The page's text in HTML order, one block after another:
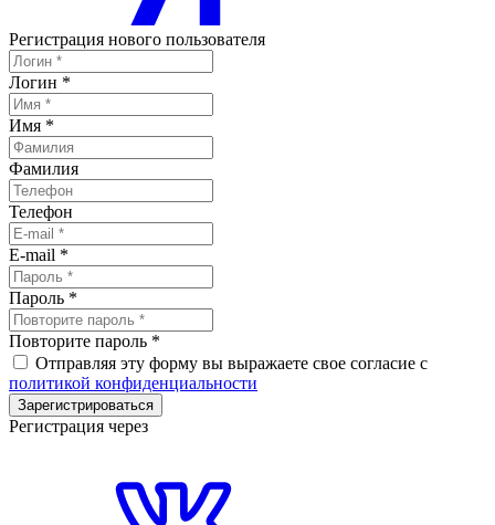
Регистрация нового пользователя
Логин *
Имя *
Фамилия
Телефон
E-mail *
Пароль *
Повторите пароль *
Отправляя эту форму вы выражаете свое согласие с
политикой конфиденциальности
Зарегистрироваться
Регистрация через